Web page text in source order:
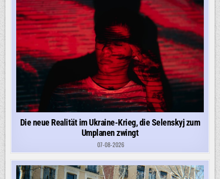
Die neue Realität im Ukraine-Krieg, die Selenskyj zum
Umplanen zwingt
07-08-2026